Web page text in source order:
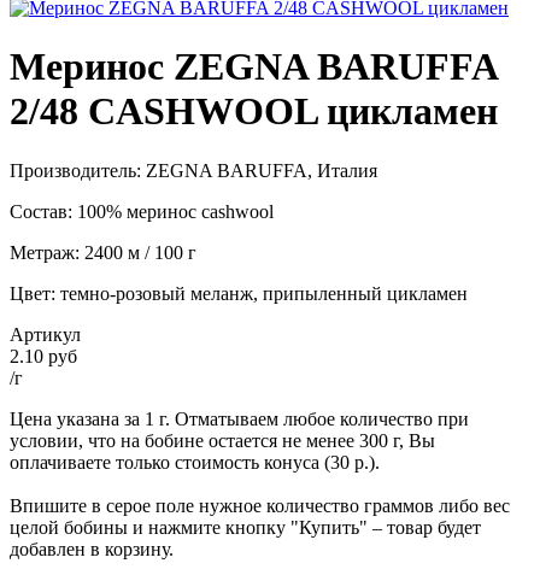
Меринос ZEGNA BARUFFA
2/48 CASHWOOL цикламен
Производитель: ZEGNA BARUFFA, Италия
Состав: 100% меринос cashwool
Метраж: 2400 м / 100 г
Цвет: темно-розовый меланж, припыленный цикламен
Артикул
2.10 руб
/г
Цена указана за 1 г. Отматываем любое количество при
условии, что на бобине остается не менее 300 г, Вы
оплачиваете только стоимость конуса (30 р.).
Впишите в серое поле нужное количество граммов либо вес
целой бобины и нажмите кнопку "Купить" – товар будет
добавлен в корзину.